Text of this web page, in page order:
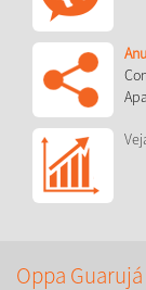
Oppa Guarujá